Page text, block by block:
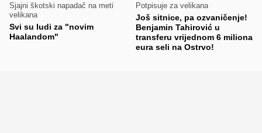
Sjajni škotski napadač na meti
velikana
Svi su ludi za "novim
Haalandom"
Potpisuje za velikana
Još sitnice, pa ozvaničenje!
Benjamin Tahirović u
transferu vrijednom 6 miliona
eura seli na Ostrvo!